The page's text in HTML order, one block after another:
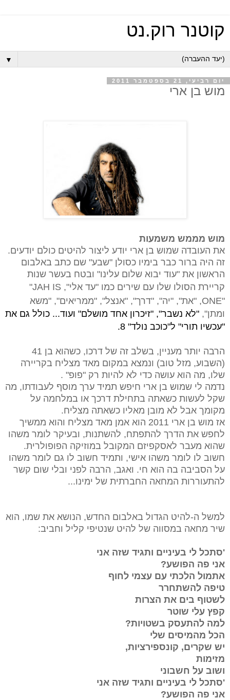
קוטנר רוק.נט
▼
יום רביעי, 21 בספטמבר 2011
מוש בן ארי
מוש מממש משמעות
את העובדה שמוש בן ארי יודע ליצור להיטים כולם יודעים.
זה היה ברור כבר בימיו כסולן "שבע" שם כתב באלבום
הראשון את "עוד יבוא שלום עלינו" ובטח בעשר שנות
קריירת הסולו שלו עם שירים כמו "עד אלי", "JAH IS
ONE", "את", "יה", "דרך", "אנצל", "ממריאים", "משא
ומתן", "לא נשבר", "זיכרון אחד מושלם" ועוד... כולל גם את
"עכשיו תורי" ל"כוכב נולד" 8.
הרבה יותר מעניין, בשלב זה של דרכו, כשהוא בן 41
(השבוע, מזל טוב) ונמצא במקום מאד מצליח בקריירה
שלו, מה הוא עושה כדי לא להיות רק "פופ" .
נדמה לי שמוש בן ארי חיפש תמיד ערך מוסף לעבודתו, מה
שקל לעשות כשאתה בתחילת דרכך או במלחמה על
מקומך אבל לא מובן מאליו כשאתה מצליח.
אז מוש בן ארי 2011 הוא אמן מאד מצליח והוא ממשיך
לחפש את הדרך להתפתח, להשתנות, ובעיקר לומר משהו
שהוא מעבר לאסקפיזם המקובל במוזיקה הפופולרית.
חשוב לו לומר משהו אישי, ותמיד חשוב לו גם לומר משהו
על הסביבה בה הוא חי. ואגב, הרבה לפני ובלי שום קשר
להתעוררות המחאה החברתית של ימינו...
למשל ה-להיט הגדול באלבום החדש, הנושא את שמו, הוא
שיר מחאה במסווה של להיט שנטיפי קליל וחביב:
'סתכל לי בעיניים ותגיד שזה אני
אני פה הפושע?
אתמול הלכתי עם עצמי לחוף
טיפה להשתחרר
לשטוף בים את הצרות
קפץ עלי שוטר
למה להתעסק בשטויות?
הכל מהמיסים שלי
יש שקרים, קונספירציות,
מזימות
ושוב על חשבוני
'סתכל לי בעיניים ותגיד שזה אני
אני פה הפושע?